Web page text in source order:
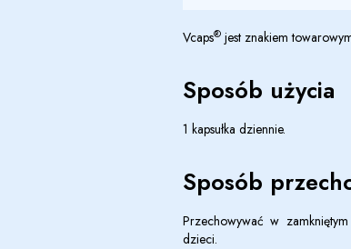
Vcaps® jest znakiem
Sposób użycia
1 kapsułka dziennie.
Sposób
Przechowywać w
dzieci.